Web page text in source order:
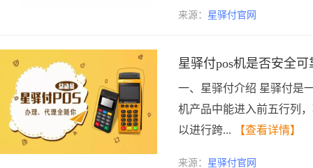
来源： 星驿付官网
星驿付pos机是否安全可
一、星驿付介绍 星驿付是
机产品中能进入前五行列
以进行跨...
【查看详情】
来源： 星驿付官网